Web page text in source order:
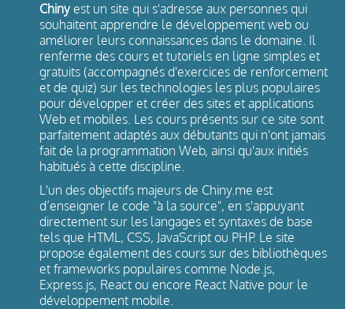
Chinyest un site qui s'adresse aux personnes qui
souhaitent apprendre le développement web ou
améliorer leurs connaissances dans le domaine. Il
renferme des cours et tutoriels en ligne simples et
gratuits (accompagnés d'exercices de renforcement
et de quiz) sur les technologies les plus populaires
pour développer et créer des sites et applications
Web et mobiles. Les cours présents sur ce site sont
parfaitement adaptés aux débutants qui n'ont jamais
fait de la programmation Web, ainsi qu'aux initiés
habitués à cette discipline.
L'un des objectifs majeurs de Chiny.me est
d’enseigner le code "à la source", en s'appuyant
directement sur les langages et syntaxes de base
tels que HTML, CSS, JavaScript ou PHP. Le site
propose également des cours sur des bibliothèques
et frameworks populaires comme Node.js,
Express.js, React ou encore React Native pour le
développement mobile.